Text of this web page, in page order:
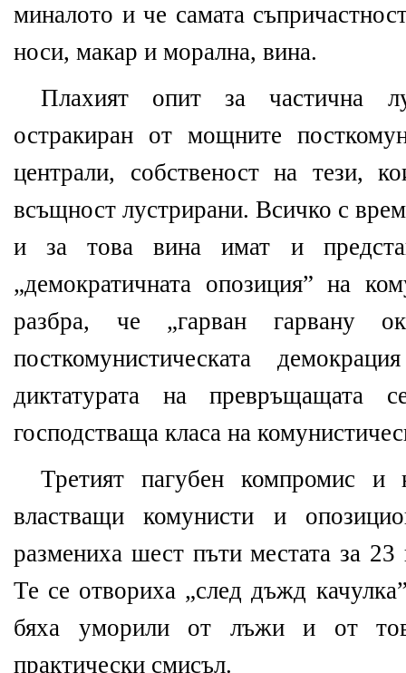
миналото и че самата
носи, макар и морална, вина.
Плахият опит за частична
остракиран от мощните
централи, собственост на тези,
всъщност лустрирани.Всичко с
и за това вина имат и
„демократичната опозиция” на
разбра, че „гарван гарвану
посткомунистическата
диктатурата на превръщащата
господстваща класа на
Третият пагубен компромис и
властващи комунисти и
размениха шест пътиместата за 23
Те се отвориха „след дъжд
бяха уморили от лъжи и от
практически смисъл.